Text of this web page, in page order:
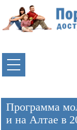
Программа
и на Алтае в